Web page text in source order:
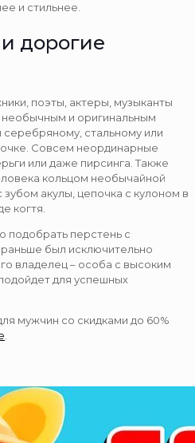
и стильнее.
дорогие
поэты, актеры, музыканты
необычным и оригинальным
стальному или
Совсем неординарные
или даже пирсинга. Также
кольцом необычайной
акулы, цепочка с кулоном в
когтя.
подобрать перстень с
был исключительно
владелец – особа с высоким
для успешных
мужчин со скидками до 60%